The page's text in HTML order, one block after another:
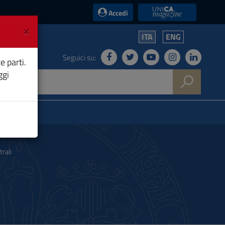
Accedi UniCA News
ITA ENG
Seguici su:
×
parti.